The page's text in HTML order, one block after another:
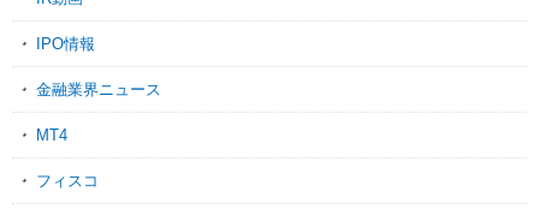
IPO情報
金融業界ニュース
MT4
フィスコ